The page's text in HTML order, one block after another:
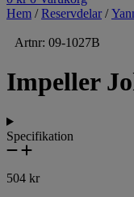
Hem /Reservdelar /
Artnr: 09-1027B
Impeller
Specifikation
504 kr